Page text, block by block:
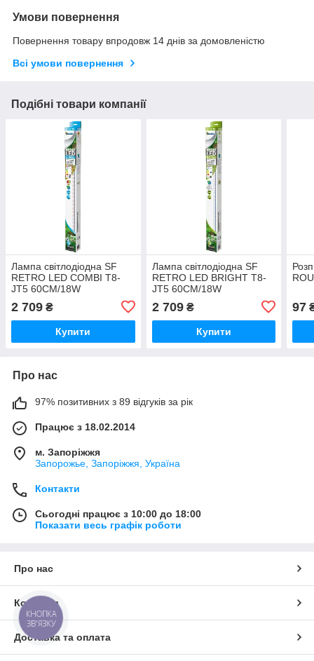
Умови повернення
Повернення товару впродовж 14 днів за домовленістю
Всі умови повернення
Подібні товари компанії
Лампа світлодіодна SF
RETRO LED COMBI T8-
JT5 60CM/18W
посилення кольору
2 709 ₴
Купити
Лампа світлодіодна SF
RETRO LED BRIGHT T8-
JT5 60CM/18W
рослин
2 709₴
Купити
97
Про нас
97% позитивних з 89 відгуків за рік
Працює з 18.02.2014
м. Запоріжжя
Запорожье, Запоріжжя, Україна
Контакти
Сьогодні працює з 10:00 до 18:00
Показати весь графік роботи
Про нас
Контакти
Доставка та оплата
КНОПКА
ЗВ'ЯЗКУ